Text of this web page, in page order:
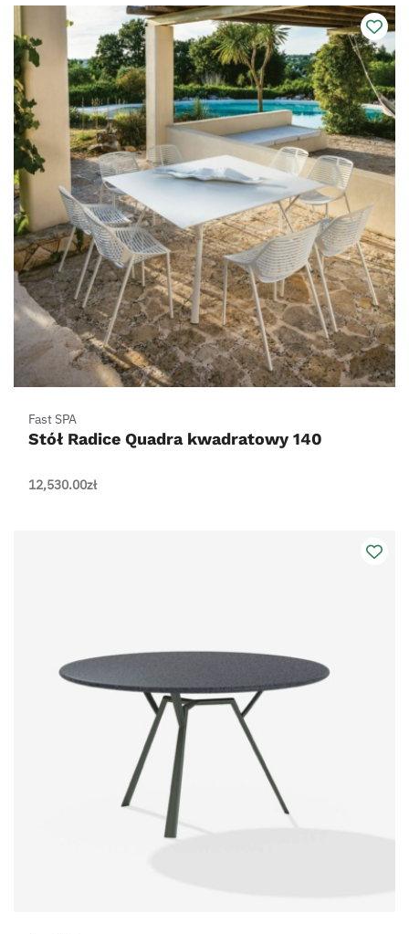
Fast SPA
Stół Radice Quadra kwadratowy 140
12,530.00zł